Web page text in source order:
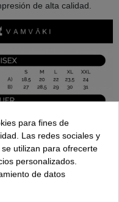
de alta calidad.
para fines de
Las redes sociales y
utilizan para ofrecerte
personalizados.
de datos